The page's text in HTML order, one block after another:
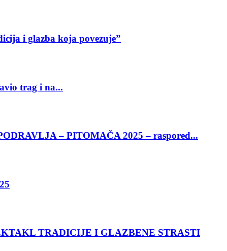
i glazba koja povezuje”
trag i na...
– PITOMAČA 2025 – raspored...
TRADICIJE I GLAZBENE STRASTI